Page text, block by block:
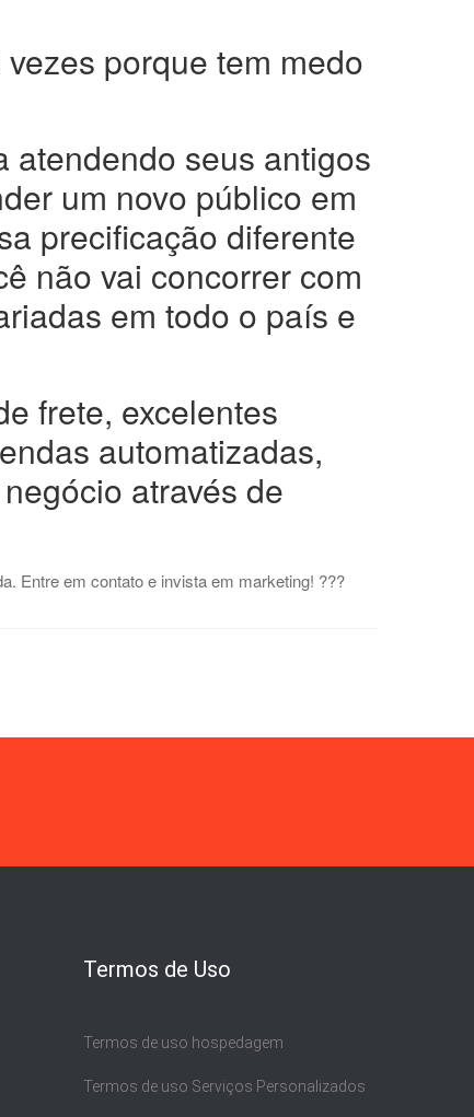
porque tem medo
atendendo seus antigos
um novo público em
precificação diferente
não vai concorrer com
em todo o país e
frete, excelentes
automatizadas,
através de
Entre em contato e invista em marketing! ???
Termos de Uso
Termos de uso hospedagem
Termos de uso Serviços Personalizados